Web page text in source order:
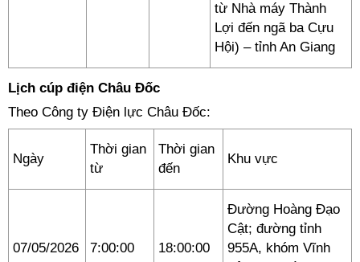
từ Nhà máy Thành
Lợi đến ngã ba Cựu
Hội) – tỉnh An Giang
Lịch cúp điện Châu Đốc
Theo Công ty Điện lực Châu Đốc:
Ngày
Thời gian
từ
Thời gian
đến
Khu vực
07/05/2026 7:00:00 18:00:00
Đường Hoàng Đạo
Cật; đường tỉnh
955A, khóm Vĩnh